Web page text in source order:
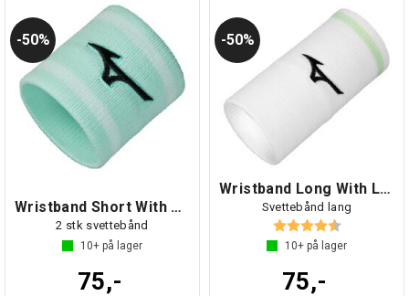
50%
Wristband Short With Line Grønn NS
2 stk svettebånd
10+ på lager
75,-
50%
Wristband Long With Line Hvit/Mint NS
Svettebånd lang
Karakter: 4.7 av 5
10+ på lager
75,-